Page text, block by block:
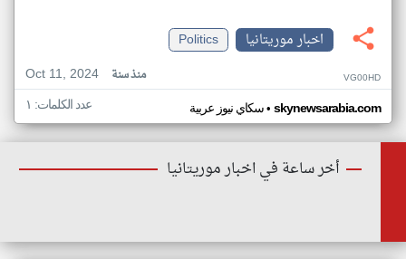
اخبار موريتانيا
Politics
Oct 11, 2024
منذ سنة VG00HD
سكاي نيوز عربية• skynewsarabia.com عدد الكلمات: ١
أخر ساعة في اخبار موريتانيا